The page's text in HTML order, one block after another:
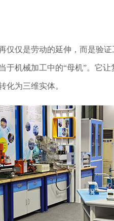
仅仅是劳动的延伸，而是验
于机械加工中的“母机”。它
化为三维实体。